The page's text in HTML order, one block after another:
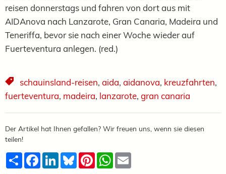
reisen donnerstags und fahren von dort aus mit
AIDAnova nach Lanzarote, Gran Canaria, Madeira und
Teneriffa, bevor sie nach einer Woche wieder auf
Fuerteventura anlegen. (red.)
schauinsland-reisen, aida, aidanova, kreuzfahrten,
fuerteventura, madeira, lanzarote, gran canaria
Der Artikel hat Ihnen gefallen? Wir freuen uns, wenn sie diesen
teilen!
TeilenFacebook
LinkedInBlueskyPinterestWhatsApp